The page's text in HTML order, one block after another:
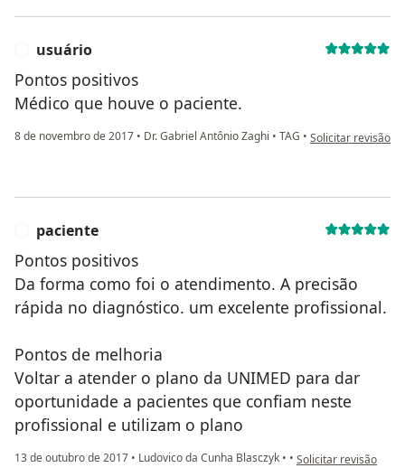
usuário
Pontos positivos
Médico que houve o paciente.
8 de novembro de 2017 • Dr. Gabriel Antônio Zaghi • TAG • na opinião do
Solicitar revisão
paciente
Pontos positivos
Da forma como foi o atendimento. A precisão
rápida no diagnóstico. um excelente profissional.
Pontos de melhoria
Voltar a atender o plano da UNIMED para dar
oportunidade a pacientes que confiam neste
profissional e utilizam o plano
13 de outubro de 2017 • Ludovico da Cunha Blasczyk • • na opinião do
Solicitar revisão